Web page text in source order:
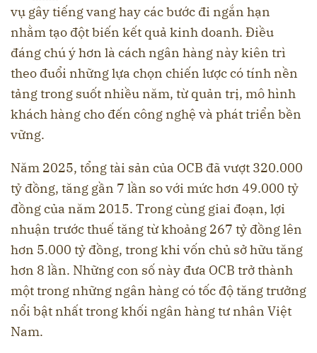
vụ gây tiếng vang hay các bước đi ngắn hạn
nhằm tạo đột biến kết quả kinh doanh. Điều
đáng chú ý hơn là cách ngân hàng này kiên trì
theo đuổi những lựa chọn chiến lược có tính nền
tảng trong suốt nhiều năm, từ quản trị, mô hình
khách hàng cho đến công nghệ và phát triển bền
vững.
Năm 2025, tổng tài sản của OCB đã vượt 320.000
tỷ đồng, tăng gần 7 lần so với mức hơn 49.000 tỷ
đồng của năm 2015. Trong cùng giai đoạn, lợi
nhuận trước thuế tăng từ khoảng 267 tỷ đồng lên
hơn 5.000 tỷ đồng, trong khi vốn chủ sở hữu tăng
hơn 8 lần. Những con số này đưa OCB trở thành
một trong những ngân hàng có tốc độ tăng trưởng
nổi bật nhất trong khối ngân hàng tư nhân Việt
Nam.